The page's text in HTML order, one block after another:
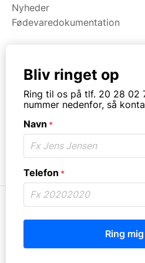
kan opgradere dit udstyr
kontante beholdning her og nu.
Nyheder
Fødevaredokumentation
Maskiner
Koge/varme/stege
Bageri
Opvask
Opbevaring
Virksomhedstype
Bliv ringet op
Ring til os på tlf. 20 28 02
nummer nedenfor, så
Navn *
Telefon *